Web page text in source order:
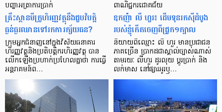
បញ្ហា​អត្រា​ការប្រាក់
គ្រឹះស្ថាន​មីក្រូ​ហិរញ្ញវត្ថុ​នឹង​ជួប​វិបត្តិ​
ធ្ងន់ធ្ងរ​ឈាន​ទៅ​រក​ការ​ក្ស័យធន?
ក្រុម​អ្នក​ជំនាញ​នៅ​ក្នុង​វិស័យ​ធនាគារ
ហិរញ្ញវត្ថុ​និង​ប្រតិបត្តិករ​ហិរញ្ញ​វត្ថុ បាន​​
លើក​ឡើង​ប្រហាក់​ប្រហែល​គ្នា​ថា ការ​ធ្វើ​
អន្តរាគមន៍​ព…
ពាណិជ្ជករជោគជ័យ
ឧកញ៉ា លី ហួរ៖ ដើមទុនរកស៊ីដំបូង
របស់ខ្ញុំកើតចេញពីជ្រូក១ក្បាល
និយាយ​ពី​ឈ្មោះ លី ហួរ មាន​ប្រជាជន​
ភាគ​ច្រើន ប្រាកដ​ជា​ស្គាល់​ច្បាស់​ណាស់
តាមរយៈ លីហួរ ដូរ​លុយ ប្តូរ​បា្រក់ និង​
លក់​មាស នៅ​ផ្សារ​អូរ​ឫ…